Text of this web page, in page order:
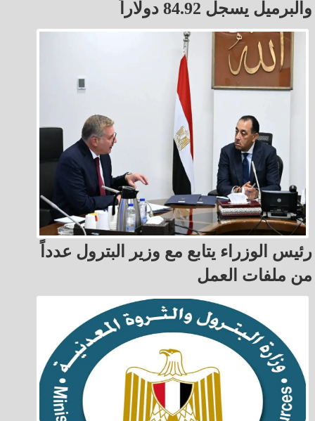
والبرميل يسجل 84.92 دولاراً
رئيس الوزراء يتابع مع وزير البترول عدداً
من ملفات العمل